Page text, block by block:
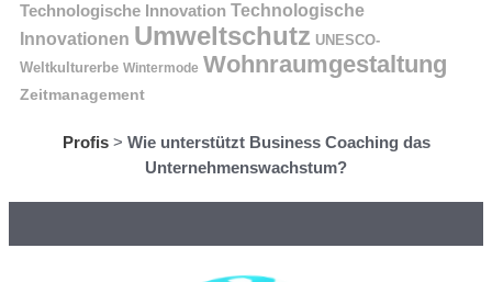
Technologische Innovation Technologische
Innovationen Umweltschutz UNESCO-
Weltkulturerbe Wintermode Wohnraumgestaltung
Zeitmanagement
Profis> Wie unterstützt Business Coaching das
Unternehmenswachstum?